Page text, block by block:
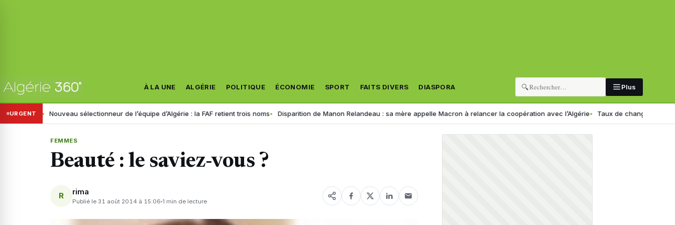
À LA UNE ALGÉRIE POLITIQUE ÉCONOMIE SPORT FAITS DIVERS DIASPORA 🔍 Plus
URGENTNouveau sélectionneur de l’équipe d’Algérie : la FAF retient trois noms Disparition de Manon Relandeau : sa mère appelle Macron à relancer la coopération avec l’Algérie Taux de change en Algérie :
FEMMES
Beauté : le saviez-vous ?
R rima
Publié le 31 août 2014 à 15:06 1 min de lecture